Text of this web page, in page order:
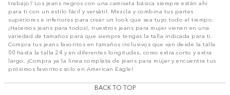
trabajo? Los jeans negros con una camiseta básica siempre están ahí
para ti con un estilo fácil y versátil. Mezcla y combina tus partes
superiores e inferiores para crear un look que sea tuyo todo el tiempo.
¡Hacemos jeans para todos!, nuestros jeans para mujer vienen en una
variedad de tamaños para que siempre tengas la talla indicada para ti.
Compra tus jeans favoritos en tamaños inclusivos que van desde la talla
00 hasta la talla 24 y en diferentes longitudes, como extra corto y extra
largo. ¡Compra ya la línea completa de jeans para mujer y encuentra tus
próximos favoritos solo en American Eagle!
BACK TO TOP